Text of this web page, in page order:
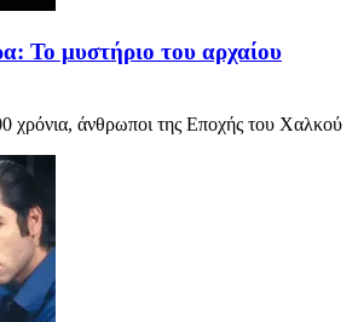
Το μυστήριο του αρχαίου
χρόνια, άνθρωποι της Εποχής του Χαλκού